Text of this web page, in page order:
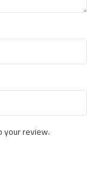
your review.